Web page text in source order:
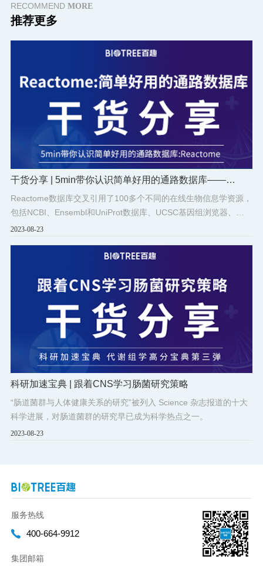
RECOMMEND MORE
推荐更多
干货分享 | 5min带你认识简单好用的通路数据库——
Reactome数据库交叉引用了100多个不同的在线生物信息学资源，
包括NCBI、Ensembl和UniProt数据库、UCSC基因组浏览器、
ChEBI小分子数据库和PubMed文献数据库等。
2023-08-23
科研加速宝典 | 跟着CNS学习肠菌研究策略
“肠道菌群与人体健康关系的研究”被列入 Science 杂志报道的十大
科学进展，对肠道菌群的研究早已成为科学热点之一。
2023-08-23
服务热线
400-664-9912
集团邮箱